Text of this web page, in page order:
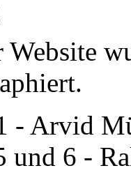
Website
- Arvid
und 6 -